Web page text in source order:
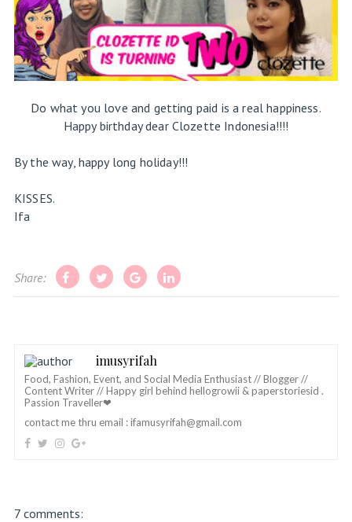
Do what you love and getting paid is a real happiness.
Happy birthday dear Clozette Indonesia!!!!
By the way, happy long holiday!!!
KISSES.
Ifa
Share:
imusyrifah
Food, Fashion, Event, and Social Media Enthusiast // Blogger //
Content Writer // Happy girl behind hellogrowii & paperstoriesid .
Passion Traveller❤
contact me thru email :ifamusyrifah@gmail.com
7 comments: